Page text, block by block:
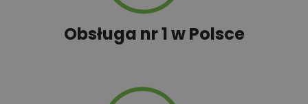
Obsługa nr 1 w Polsce